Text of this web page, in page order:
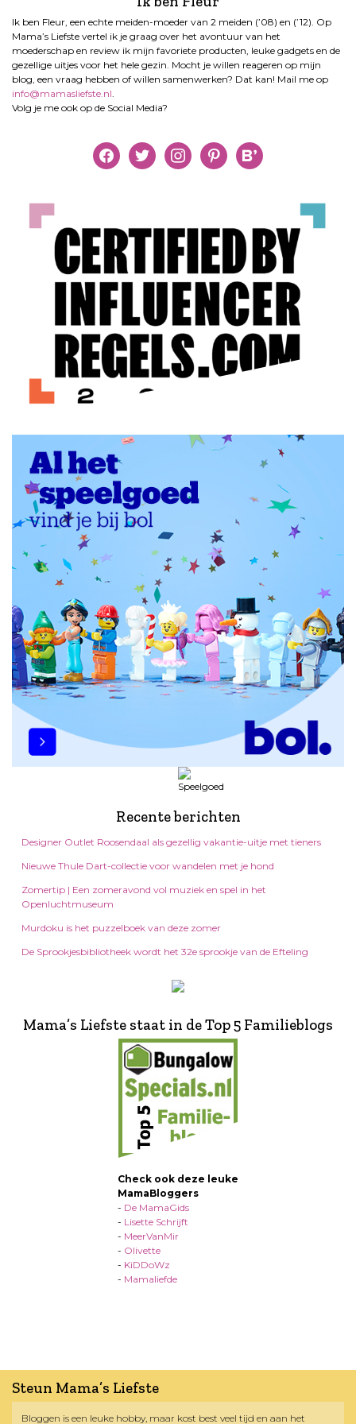
Ik ben Fleur, een echte meiden-moeder van 2 meiden (’08) en (’12). Op
Mama’s Liefste vertel ik je graag over het avontuur van het
moederschap en review ik mijn favoriete producten, leuke gadgets en de
gezellige uitjes voor het hele gezin. Mocht je willen reageren op mijn
blog, een vraag hebben of willen samenwerken? Dat kan! Mail me op
info@mamasliefste.nl.
Volg je me ook op de Social Media?
facebooktwitter instagrampinterestbloglovin
Recente berichten
Designer Outlet Roosendaal als gezellig vakantie-uitje met tieners
Nieuwe Thule Dart-collectie voor wandelen met je hond
Zomertip | Een zomeravond vol muziek en spel in het
Openluchtmuseum
Murdoku is het puzzelboek van deze zomer
De Sprookjesbibliotheek wordt het 32e sprookje van de Efteling
Mama’s Liefste staat in de Top 5 Familieblogs
Check ook deze leuke
MamaBloggers
- De MamaGids
- Lisette Schrijft
- MeerVanMir
- Olivette
- KiDDoWz
- Mamaliefde
Steun Mama’s Liefste
Bloggen is een leuke hobby, maar kost best veel tijd en aan het